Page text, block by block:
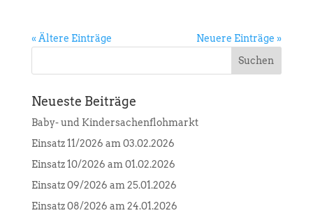
« Ältere Einträge Neuere Einträge »
Neueste Beiträge
Baby- und Kindersachenflohmarkt
Einsatz 11/2026 am 03.02.2026
Einsatz 10/2026 am 01.02.2026
Einsatz 09/2026 am 25.01.2026
Einsatz 08/2026 am 24.01.2026